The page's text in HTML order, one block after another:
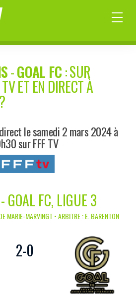
-GOAL FC: SUR
ET EN DIRECT À
le samedi 2 mars 2024 à
sur FFF TV
GOAL FC, LIGUE 3
MARIE-MARVINGT • ARBITRE : E. BARENTON
2-0